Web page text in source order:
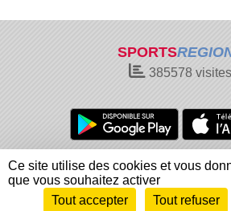
SPORTS
385578 visites
Charte cookies
Gestion
Informations légales
Signaler un
Envie de participer ?
Ce site utilise des cookies et vous
que vous souhaitez activer
Tout accepter
Tout refuser